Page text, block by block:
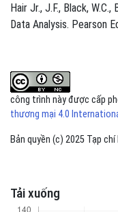
Tải xuống
Hair Jr., J.F., Black,
Data Analysis. Pearson
công trình này được cấp
thương mại 4.0
Bản quyền (c) 2025 Tạp